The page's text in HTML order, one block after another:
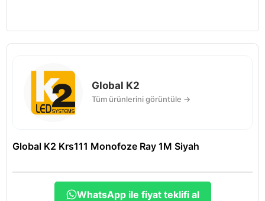
Global K2
Tüm ürünlerini görüntüle →
Global K2 Krs111 Monofoze Ray 1M Siyah
WhatsApp ile fiyat teklifi al